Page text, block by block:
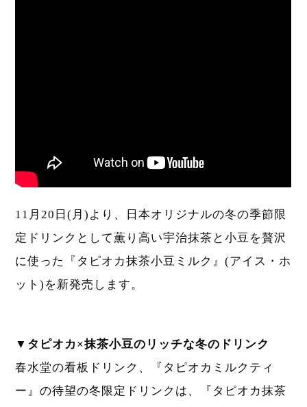
11月20日(月)より、日本オリジナルの冬の季節限
定ドリンクとして薫り高い宇治抹茶と小豆を贅沢
に使った『タピオカ抹茶小豆ミルク』(アイス・ホ
ット)を新発売します。
▼タピオカ×抹茶小豆のリッチな冬のドリンク
春水堂の看板ドリンク、『タピオカミルクティ
ー』の待望の冬限定ドリンクは、『タピオカ抹茶